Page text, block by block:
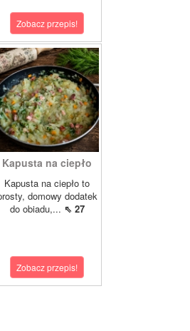
Zobacz przepis!
Kapusta na ciepło
Kapusta na ciepło to
domowy dodatek
do obiadu,... ⇖ 27
Zobacz przepis!